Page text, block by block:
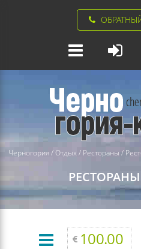
Черногория/ Отдых/ Рестораны /
100.00